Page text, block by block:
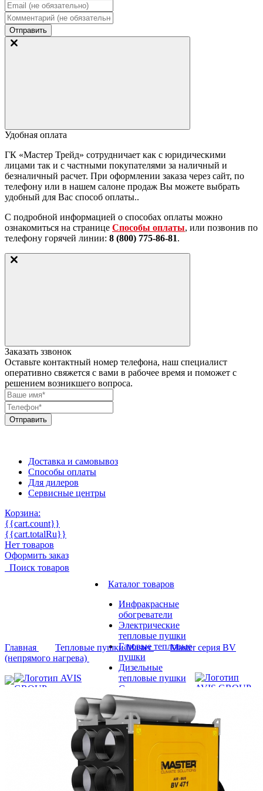
Отправить
Удобная оплата
ГК «Мастер Трейд» сотрудничает как с юридическими
лицами так и с частными покупателями за наличный и
безналичный расчет. При оформлении заказа через сайт, по
телефону или в нашем салоне продаж Вы можете выбрать
удобный для Вас способ оплаты..
С подробной информацией о способах оплаты можно
ознакомиться на странице Способы оплаты, или позвонив по
телефону горячей линии: 8 (800) 775-86-81.
Заказать ззвонок
Оставьте контактный номер телефона, наш специалист
оперативно свяжется с вами в рабочее время и поможет с
решением возникшего вопроса.
Отправить
Доставка и самовывоз
Способы оплаты
Для дилеров
Сервисные центры
Корзина:
{{cart.count}}
{{cart.totalRu}}
Нет товаров
Оформить заказ
Поиск товаров
Каталог товаров
Инфракрасные
обогреватели
Электрические
тепловые пушки
Газовые тепловые
пушки
Дизельные
тепловые пушки
Стационарные
нагреватели
Жидкотопливные
горелки
Аксессуары и
автоматика
Производство
Документация
Контакты
Главная Тепловые пушки Master
Master серия BV
(непрямого нагрева)